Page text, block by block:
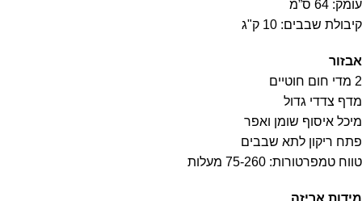
עומק: 64 ס”מ
קיבולת שבבים: 10 ק"ג
אבזור
2 מדי חום חוטיים
מדף צדדי גדול
מיכל איסוף שומן ואפר
פתח ריקון לתא שבבים
טווח טמפרטורות: 75-260 מעלות